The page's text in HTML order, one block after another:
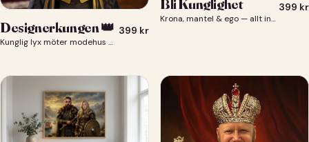
Designerkungen 👑
Kunglig lyx möter modehus — du som designerkung 👑
399 kr
Bli Kunglighet
Krona, mantel & ego — allt ingår 👑
399 kr